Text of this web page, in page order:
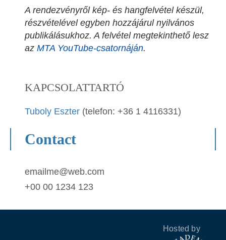
A rendezvényről kép- és hangfelvétel készül,
részvételével egyben hozzájárul nyilvános
publikálásukhoz. A felvétel megtekinthető lesz
az MTA YouTube-csatornáján.
KAPCSOLATTARTÓ
Tuboly Eszter (telefon: +36 1 4116331)
Contact
emailme@web.com
+00 00 1234 123
Hosted by